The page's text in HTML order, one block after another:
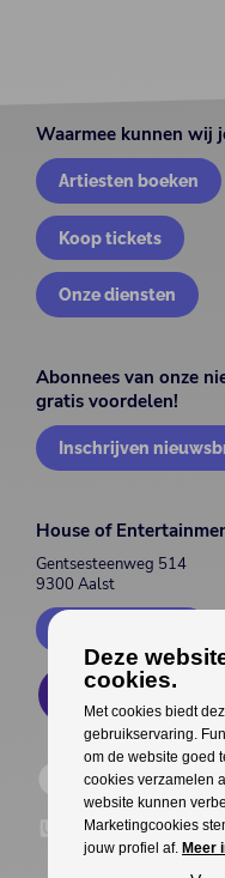
Waarmee kunnen wij
Artiesten boeken
Koop tickets
Onze diensten
Abonnees van onze
gratis voordelen!
Inschrijven
House of
Gentsesteenweg 514
9300 Aalst
Deze
cookies.
Met cookies biedt
gebruikservaring.
om de website goed
cookies verzamelen
website kunnen
Marketingcookies
jouw profiel af. Meer